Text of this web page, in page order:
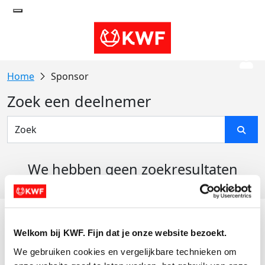
Welkom bij KWF. Fijn dat je onze website bezoekt.
We gebruiken cookies en vergelijkbare technieken om
Sponsor
Zoek een deelnemer
We hebben geen zoekresultaten
Actiematerialen
Evenementen